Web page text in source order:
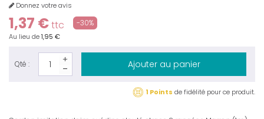
Donnez votre avis
1,37 €ttc -30%
Au lieu de1,95 €
Qté : Ajouter au panier
1 Points de fidélité pour ce produit.